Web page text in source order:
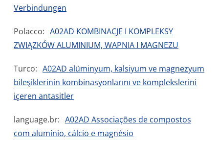
Verbindungen
Polacco: A02AD KOMBINACJE I KOMPLEKSY
ZWIĄZKÓW ALUMINIUM, WAPNIA I MAGNEZU
Turco: A02AD alüminyum, kalsiyum ve magnezyum
bileşiklerinin kombinasyonlarını ve komplekslerini
içeren antasitler
language.br: A02AD Associações de compostos
com alumínio, cálcio e magnésio